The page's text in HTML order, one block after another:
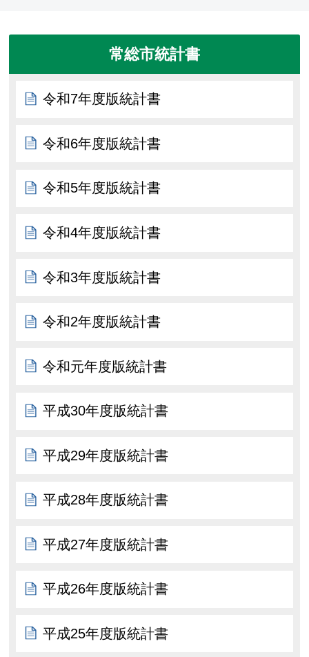
常総市統計書
令和7年度版統計書
令和6年度版統計書
令和5年度版統計書
令和4年度版統計書
令和3年度版統計書
令和2年度版統計書
令和元年度版統計書
平成30年度版統計書
平成29年度版統計書
平成28年度版統計書
平成27年度版統計書
平成26年度版統計書
平成25年度版統計書